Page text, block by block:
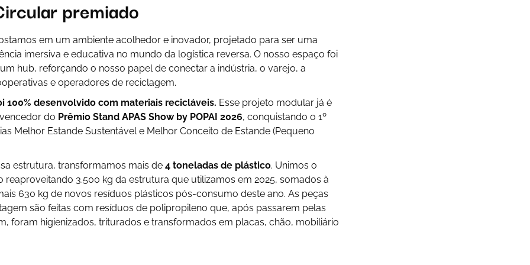
premiado
em um ambiente acolhedor e inovador, projetado para ser uma
imersiva e educativa no mundo da logística reversa. O nosso espaço foi
hub, reforçando o nosso papel de conectar a indústria, o varejo, a
e operadores de reciclagem.
100% desenvolvido com materiais recicláveis. Esse projeto modular já é
do Prêmio Stand APAS Show by POPAI 2026, conquistando o 1º
Melhor Estande Sustentávele Melhor Conceito de Estande(Pequeno
estrutura, transformamos mais de 4 toneladas de plástico. Unimos o
reaproveitando 3.500 kg da estrutura que utilizamos em 2025, somados à
630 kg de novos resíduos plásticos pós-consumo deste ano. As peças
são feitas com resíduos de polipropileno que, após passarem pelas
foram higienizados, triturados e transformados em placas, chão, mobiliário